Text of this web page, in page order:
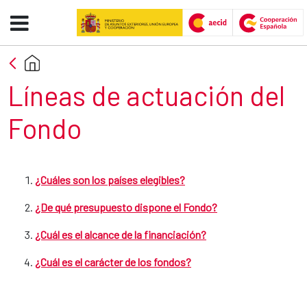
Saut au contenu principal
Líneas de actuación del Fondo -
Título de la sección
Líneas de actuación del
Fondo ​​​​
¿Cuáles son los países elegibles?
¿De qué presupuesto dispone el Fondo?
¿Cuál es el alcance de la financiación?
¿Cuál es el carácter de los fondos?